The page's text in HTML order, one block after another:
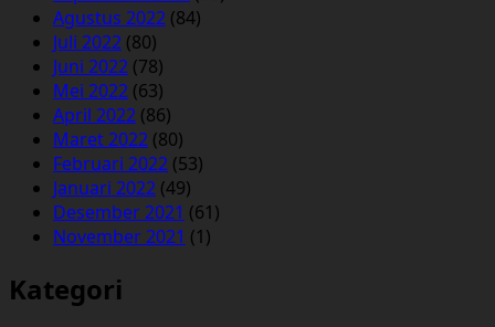
Agustus 2022 (84)
Juli 2022 (80)
Juni 2022 (78)
Mei 2022 (63)
April 2022 (86)
Maret 2022 (80)
Februari 2022 (53)
Januari 2022 (49)
Desember 2021 (61)
November 2021 (1)
Kategori